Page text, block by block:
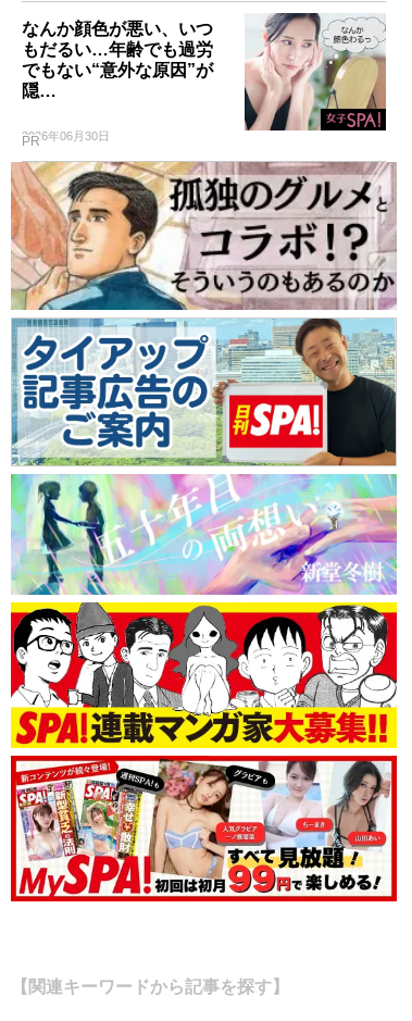
なんか顔色が悪い、いつ
もだるい…年齢でも過労
でもない“意外な原因”が
隠…
2026年06月30日
PR
【関連キーワードから記事を探す】